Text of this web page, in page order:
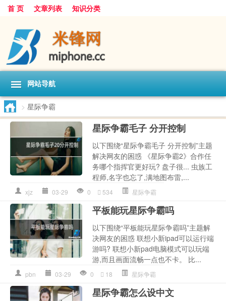
首 页 文章列表 知识分类
网站导航
> 星际争霸
星际争霸毛子 分开控制
以下围绕“星际争霸毛子 分开控制”主题
解决网友的困惑 《星际争霸2》合作任
务哪个指挥官更好玩? 盘子很... 虫族工
程师,名字也忘了,满地图布雷,...
xjz 03-29 0 534 星际争霸
平板能玩星际争霸吗
以下围绕“平板能玩星际争霸吗”主题解
决网友的困惑 联想小新ipad可以运行端
游吗? 联想小新pad电脑模式可以玩端
游,而且画面流畅一点也不卡。 比...
pbn 03-29 0 18 星际争霸
星际争霸怎么设中文